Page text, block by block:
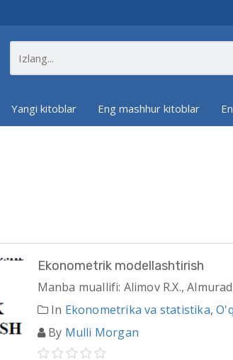
Yangi kitoblar Eng mashhur kitoblar
Ekonometrik modellashtirish
Manba muallifi: Alimov R.X.,
In Ekonometrika va statistika,
By Mulli Morgan